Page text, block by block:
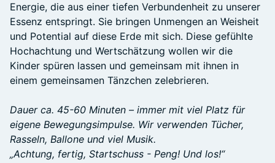
Energie, die aus einer tiefen Verbundenheit zu unserer
Essenz entspringt. Sie bringen Unmengen an Weisheit
und Potential auf diese Erde mit sich. Diese gefühlte
Hochachtung und Wertschätzung wollen wir die
Kinder spüren lassen und gemeinsam mit ihnen in
einem gemeinsamen Tänzchen zelebrieren.
Dauer ca. 45-60 Minuten – immer mit viel Platz für
eigene Bewegungsimpulse. Wir verwenden Tücher,
Rasseln, Ballone und viel Musik.
„Achtung, fertig, Startschuss - Peng! Und los!“